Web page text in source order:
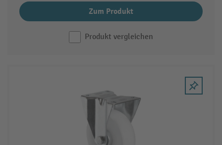
Zum Produkt
Produkt vergleichen